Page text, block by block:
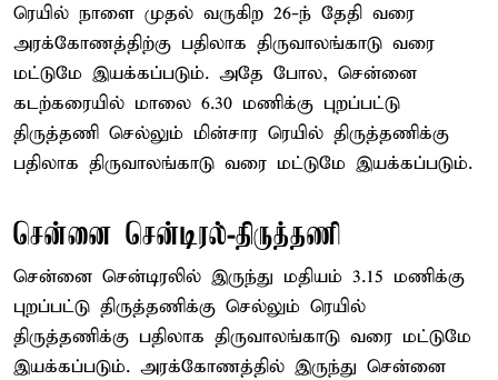
ரெயில் நாளை முதல் வருகிற 26-ந் தேதி வரை
அரக்கோணத்திற்கு பதிலாக திருவாலங்காடு வரை
மட்டுமே இயக்கப்படும். அதே போல, சென்னை
கடற்கரையில் மாலை 6.30 மணிக்கு புறப்பட்டு
திருத்தணி செல்லும் மின்சார ரெயில் திருத்தணிக்கு
பதிலாக திருவாலங்காடு வரை மட்டுமே இயக்கப்படும்.
சென்னை சென்டிரல்-திருத்தணி
சென்னை சென்டிரலில் இருந்து மதியம் 3.15 மணிக்கு
புறப்பட்டு திருத்தணிக்கு செல்லும் ரெயில்
திருத்தணிக்கு பதிலாக திருவாலங்காடு வரை மட்டுமே
இயக்கப்படும். அரக்கோணத்தில் இருந்து சென்னை